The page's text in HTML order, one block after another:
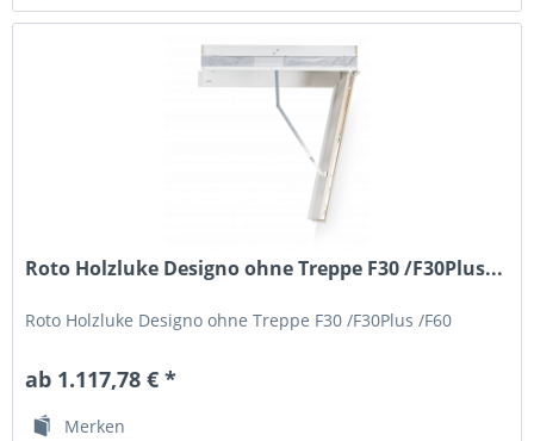
Roto Holzluke Designo ohne Treppe F30 /F30Plus...
Roto Holzluke Designo ohne Treppe F30 /F30Plus /F60
ab 1.117,78 € *
Merken